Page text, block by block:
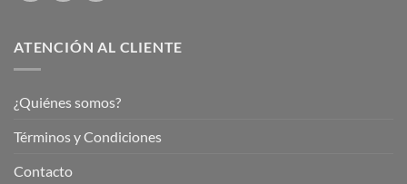
ATENCIÓN AL CLIENTE
¿Quiénes somos?
Términos y Condiciones
Contacto